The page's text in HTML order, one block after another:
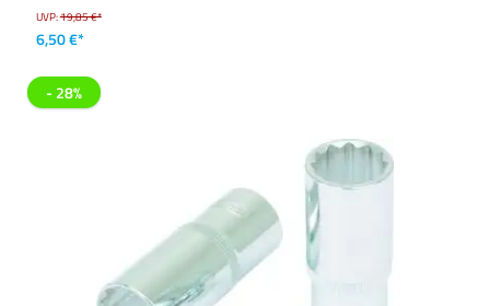
UVP:19,85 €*
6,50 €*
- 28%